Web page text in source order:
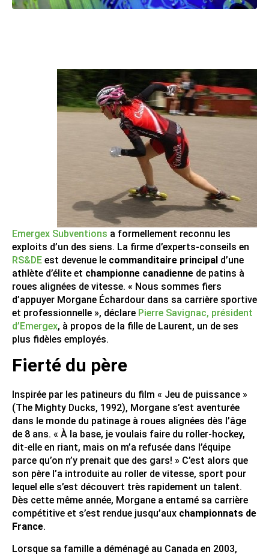
Emergex Subventions a formellement reconnu les
exploits d’un des siens. La firme d’experts-conseils en
RS&DE est devenue le commanditaire principal d’une
athlète d’élite et championne canadienne de patins à
roues alignées de vitesse. « Nous sommes fiers
d’appuyer Morgane Échardour dans sa carrière sportive
et professionnelle », déclare Pierre Savignac, président
d’Emergex, à propos de la fille de Laurent, un de ses
plus fidèles employés.
Fierté du père
Inspirée par les patineurs du film « Jeu de puissance »
(The Mighty Ducks, 1992), Morgane s’est aventurée
dans le monde du patinage à roues alignées dès l’âge
de 8 ans. « À la base, je voulais faire du roller-hockey,
dit-elle en riant, mais on m’a refusée dans l’équipe
parce qu’on n’y prenait que des gars! » C’est alors que
son père l’a introduite au roller de vitesse, sport pour
lequel elle s’est découvert très rapidement un talent.
Dès cette même année, Morgane a entamé sa carrière
compétitive et s’est rendue jusqu’aux championnats de
France.
Lorsque sa famille a déménagé au Canada en 2003,